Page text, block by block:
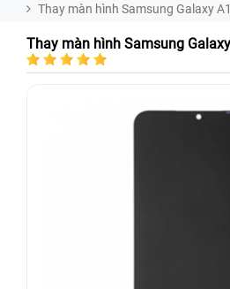
Thay màn hình Samsung Galaxy
Thay màn hình Samsung